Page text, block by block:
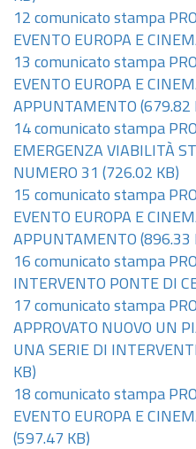
12 comunicato stampa
EVENTO EUROPA E
13 comunicato stampa
EVENTO EUROPA E
APPUNTAMENTO (679.82
14 comunicato stampa
EMERGENZA VIABILITÀ
NUMERO 31 (726.02 KB)
15 comunicato stampa
EVENTO EUROPA E
APPUNTAMENTO (896.33
16 comunicato stampa
INTERVENTO PONTE DI
17 comunicato stampa
APPROVATO NUOVO UN
UNA SERIE DI
KB)
18 comunicato stampa
EVENTO EUROPA E
(597.47 KB)